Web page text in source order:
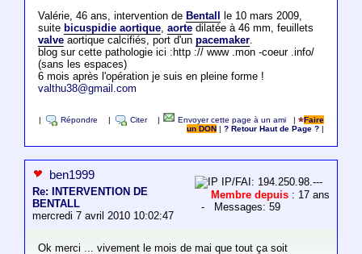
Valérie, 46 ans, intervention de Bentall
le 10 mars 2009,
suite bicuspidie aortique, aortedilatée à 46 mm, feuillets
valveaortique calcifiés, port d'un pacemaker.
blog sur cette pathologie ici :http :// www .mon -coeur .info/
(sans les espaces)
6 mois après l'opération je suis en pleine forme !
valthu38@gmail.com
Répondre Citer Envoyer cette page à un ami |
Faire
un DON
|? Retour Haut de Page ?
ben1999
Re: INTERVENTION DE
BENTALL
mercredi 7 avril 2010 10:02:47
IP/FAI: 194.250.98.---
Membre depuis : 17 ans
- Messages: 59
Ok merci ... vivement le mois de mai que tout ça soit